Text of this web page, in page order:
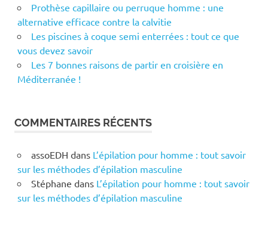
Prothèse capillaire ou perruque homme : une
alternative efficace contre la calvitie
Les piscines à coque semi enterrées : tout ce que
vous devez savoir
Les 7 bonnes raisons de partir en croisière en
Méditerranée !
COMMENTAIRES RÉCENTS
assoEDH dans L’épilation pour homme : tout savoir
sur les méthodes d’épilation masculine
Stéphane dans L’épilation pour homme : tout savoir
sur les méthodes d’épilation masculine